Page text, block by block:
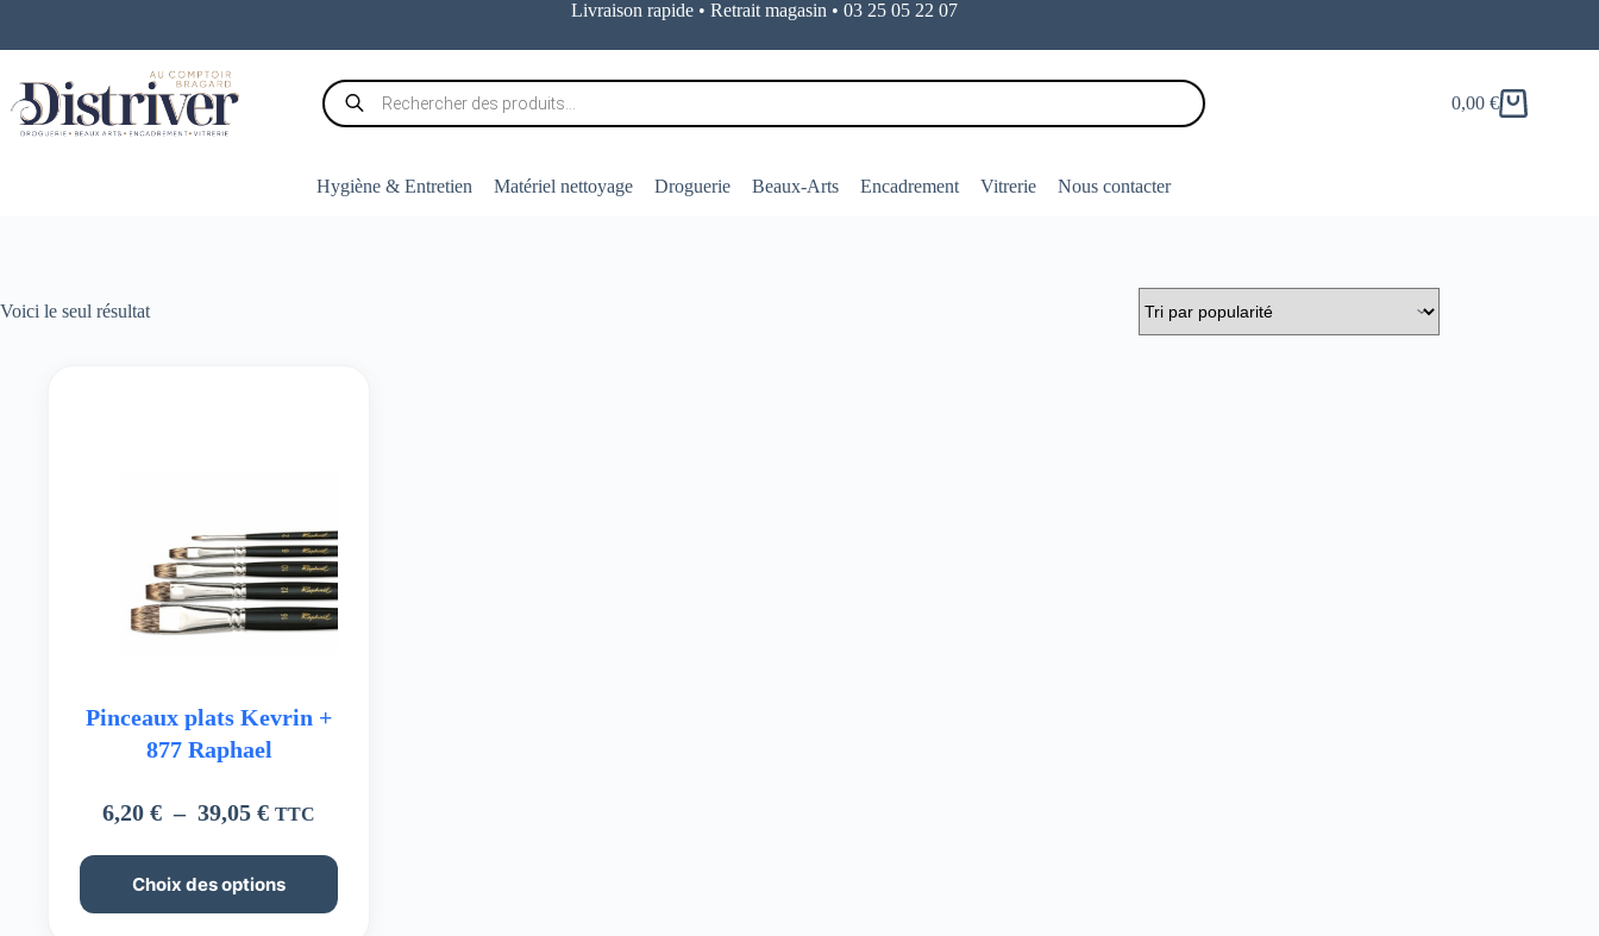
contenu
Livraison rapide • Retrait magasin • 03 25 05 22 07
Recherche
de
produits
Panier
0,00 €
Hygiène & Entretien Matériel nettoyage Droguerie Beaux-Arts Encadrement Vitrerie Nous contacter
Voici le seul résultat
Pinceaux plats Kevrin +
877 Raphael
6,20€ – 39,05€Plage
6,20 €
à
TTC
Choix des options
Ce
a